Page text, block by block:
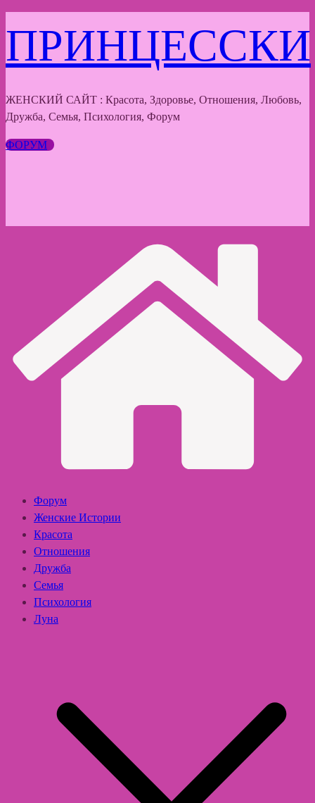
к
содержимому
ПРИНЦЕССКИ
ЖЕНСКИЙ САЙТ : Красота, Здоровье, Отношения, Любовь,
Дружба, Семья, Психология, Форум
ФОРУМ
Форум
Женские Истории
Красота
Отношения
Дружба
Семья
Психология
Луна